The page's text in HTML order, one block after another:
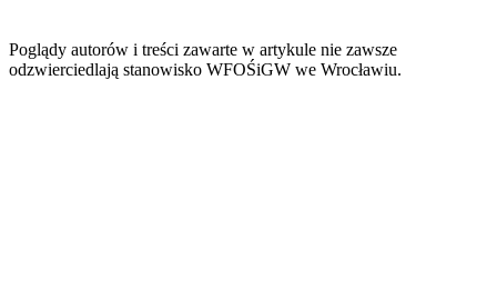
Poglądy autorów i treści zawarte w artykule nie zawsze
odzwierciedlają stanowisko WFOŚiGW we Wrocławiu.